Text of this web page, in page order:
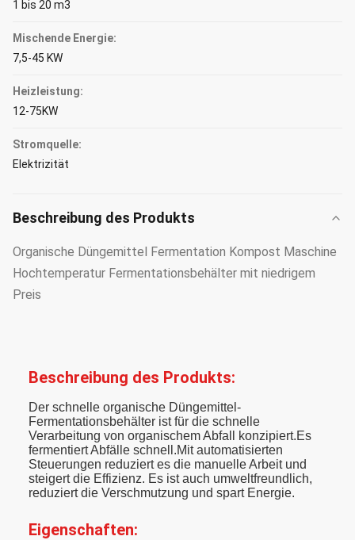
1 bis 20 m3
Mischende Energie:
7,5-45 KW
Heizleistung:
12-75KW
Stromquelle:
Elektrizität
Beschreibung des Produkts
Organische Düngemittel Fermentation Kompost Maschine
Hochtemperatur Fermentationsbehälter mit niedrigem
Preis
Beschreibung des Produkts:
Der schnelle organische Düngemittel-
Fermentationsbehälter ist für die schnelle
Verarbeitung von organischem Abfall konzipiert.Es
fermentiert Abfälle schnell.Mit automatisierten
Steuerungen reduziert es die manuelle Arbeit und
steigert die Effizienz. Es ist auch umweltfreundlich,
reduziert die Verschmutzung und spart Energie.
Eigenschaften: